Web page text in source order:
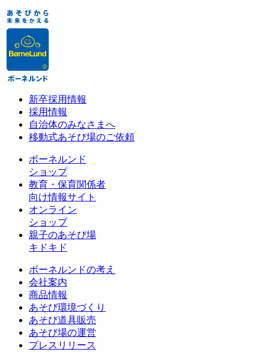
新卒採用情報
採用情報
自治体のみなさまへ
移動式あそび場のご依頼
ボーネルンド
ショップ
教育・保育関係者
向け情報サイト
オンライン
ショップ
親子のあそび場
キドキド
ボーネルンドの考え
会社案内
商品情報
あそび環境づくり
あそび道具販売
あそび場の運営
プレスリリース